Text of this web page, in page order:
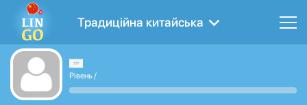
Традиційна китайська
Рівень /